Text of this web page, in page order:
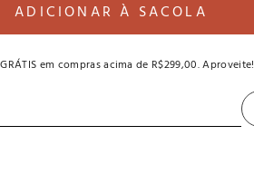
ADICIONAR À SACOLA
em compras acima de R$299,00. Aproveite!